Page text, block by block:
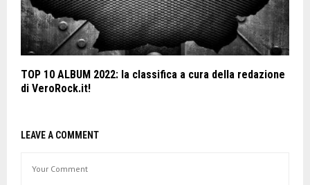
TOP 10 ALBUM 2022: la classifica a cura della redazione
di VeroRock.it!
LEAVE A COMMENT